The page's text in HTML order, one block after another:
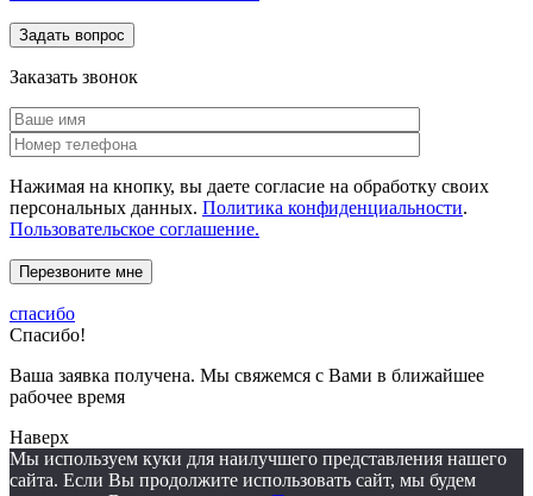
Заказать звонок
Нажимая на кнопку, вы даете согласие на обработку своих
персональных данных. Политика конфиденциальности.
Пользовательское соглашение.
спасибо
Спасибо!
Ваша заявка получена. Мы свяжемся с Вами в ближайшее
рабочее время
Наверх
Мы используем куки для наилучшего представления нашего
сайта. Если Вы продолжите использовать сайт, мы будем